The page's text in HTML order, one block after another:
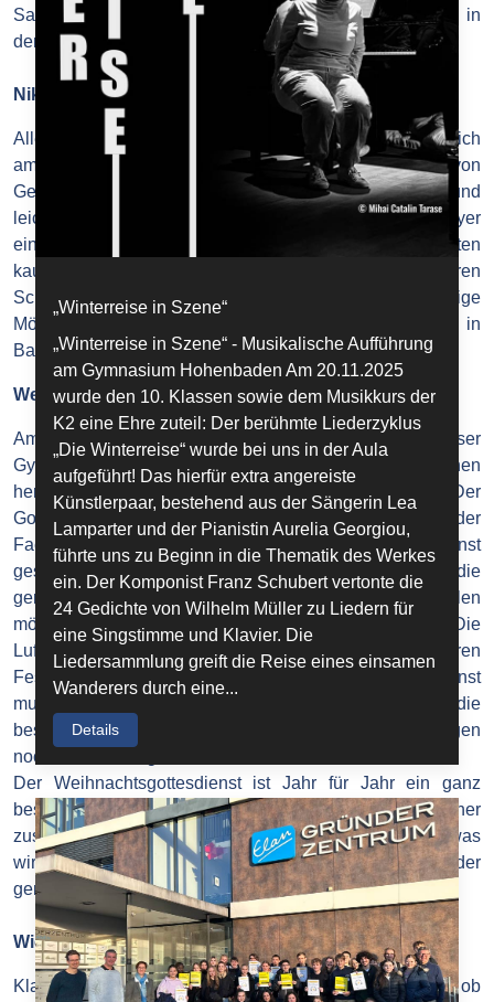
„Winterreise in Szene“
„Winterreise in Szene“ - Musikalische Aufführung
am Gymnasium Hohenbaden Am 20.11.2025
wurde den 10. Klassen sowie dem Musikkurs der
K2 eine Ehre zuteil: Der berühmte Liederzyklus
„Die Winterreise“ wurde bei uns in der Aula
aufgeführt! Das hierfür extra angereiste
Künstlerpaar, bestehend aus der Sängerin Lea
Lamparter und der Pianistin Aurelia Georgiou,
führte uns zu Beginn in die Thematik des Werkes
ein. Der Komponist Franz Schubert vertonte die
24 Gedichte von Wilhelm Müller zu Liedern für
eine Singstimme und Klavier. Die
Liedersammlung greift die Reise eines einsamen
Wanderers durch eine...
Details
Sammelstellen befinden sich im Foyer der Schule und in
den Klassenzimmern.
Nikolaus-Aktion
Alle Jahre wieder kommt der Nikolaus ins Hoba! Pünktlich
am 06.12. erscheinen die Schoko-Nikoläuse - wie von
Geisterhand - in allen Klassen. Die Freude ist groß und
leicht zu bereiten: einfach vorher bei der SMV im Foyer
einen Umschlag mit Namen und Klasse des Beschenkten
kaufen und abgeben. In Zusammenarbeit mit anderen
Schulen in Baden-Baden haben wir die einmalige
Möglichkeit, die Nikoläuse auch an andere Schulen in
Baden-Baden zu verschicken.
Weihnachtsgottesdienst
Am letzten Schultag vor den Weihnachtsferien lädt unser
Gymnasium alle Schüler*innen, Eltern und Lehrer*innen
herzlich zum traditionellen Weihnachtsgottesdienst ein.Der
Gottesdienst findet in der Spitalkirche statt und wird von der
Fachschaft Religion als ökumenischer Gottesdienst
gestaltet. Das schöne Angebot richtet sich an alle, die
gemeinsam die Vorfreude auf das Weihnachtsfest teilen
möchten. Es gibt Lesungen, eine Predigt und Fürbitten.Die
Luft ist erfüllt vom Zauber dieses besonderen
Festes.Außerdem wird der gesamte Gottesdienst
musikalisch von der Orgel begleitet, so dass sich die
besinnlichen Weihnachtslieder mit den festlichen Klängen
noch schöner singen lassen.
Der Weihnachtsgottesdienst ist Jahr für Jahr ein ganz
besonderes Ereignis, das uns als Schulgemeinschaft näher
zusammenrücken lässt, weil wir daran erinnert werden, was
wirklich wichtig ist: Gemeinschaft, Nächstenliebe und der
gemeinsame Glaube.
Wichteln
Klassenintern spielen wir alle Weihnachtswichtel: Egal ob